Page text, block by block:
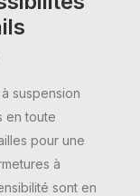
suspension
en toute
pour une
à
sont en